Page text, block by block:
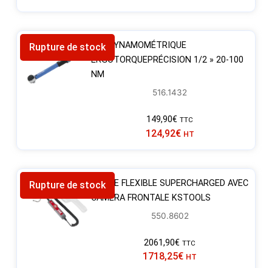
Rupture de stockCLÉ DYNAMOMÉTRIQUE
ERGOTORQUEPRÉCISION 1/2 » 20-100
NM
516.1432
149,90€ TTC
124,92€ HT
Rupture de stockSONDE FLEXIBLE SUPERCHARGED AVEC
CAMERA FRONTALE KSTOOLS
550.8602
2061,90€ TTC
1718,25€ HT